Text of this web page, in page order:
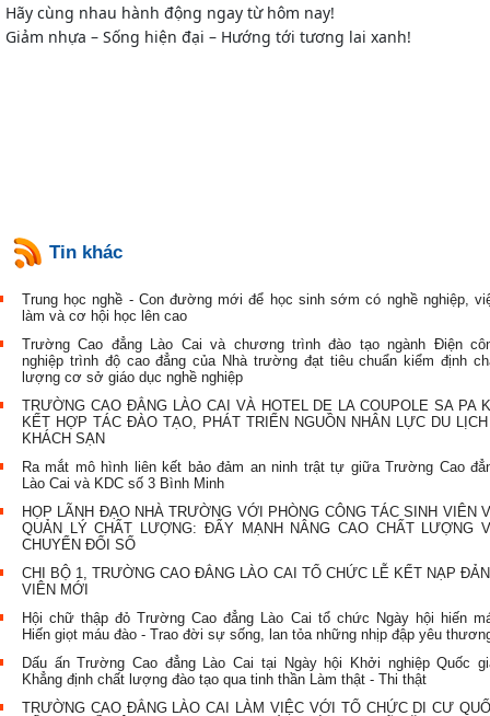
Hãy cùng nhau hành động ngay từ hôm nay!
Giảm nhựa – Sống hiện đại – Hướng tới tương lai xanh!
Tin khác
Trung học nghề - Con đường mới để học sinh sớm có nghề nghiệp,
làm và cơ hội học lên cao
Trường Cao đẳng Lào Cai và chương trình đào tạo ngành Điện
nghiệp trình độ cao đẳng của Nhà trường đạt tiêu chuẩn kiểm định
lượng cơ sở giáo dục nghề nghiệp
TRƯỜNG CAO ĐẲNG LÀO CAI VÀ HOTEL DE LA COUPOLE SA PA
KẾT HỢP TÁC ĐÀO TẠO, PHÁT TRIỂN NGUỒN NHÂN LỰC DU
KHÁCH SẠN ​
Ra mắt mô hình liên kết bảo đảm an ninh trật tự giữa Trường Cao
Lào Cai và KDC số 3 Bình Minh
HỌP LÃNH ĐẠO NHÀ TRƯỜNG VỚI PHÒNG CÔNG TÁC SINH VIÊN
QUẢN LÝ CHẤT LƯỢNG: ĐẨY MẠNH NÂNG CAO CHẤT LƯỢNG
CHUYỂN ĐỔI SỐ
CHI BỘ 1, TRƯỜNG CAO ĐẲNG LÀO CAI TỔ CHỨC LỄ KẾT NẠP
VIÊN MỚI
Hội chữ thập đỏ Trường Cao đẳng Lào Cai tổ chức Ngày hội hiến
Hiến giọt máu đào - Trao đời sự sống, lan tỏa những nhịp đập yêu
Dấu ấn Trường Cao đẳng Lào Cai tại Ngày hội Khởi nghiệp Quốc
Khẳng định chất lượng đào tạo qua tinh thần Làm thật - Thi thật
TRƯỜNG CAO ĐẲNG LÀO CAI LÀM VIỆC VỚI TỔ CHỨC DI CƯ